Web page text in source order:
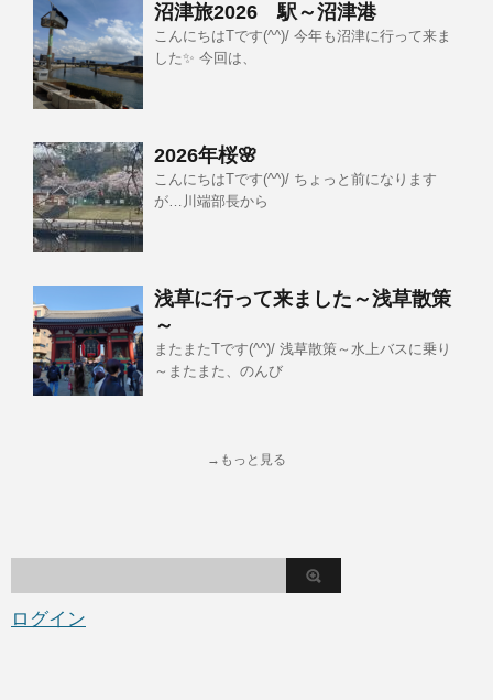
沼津旅2026 駅～沼津港
こんにちはTです(^^)/ 今年も沼津に行って来ま
した✨ 今回は、
2026年桜🌸
こんにちはTです(^^)/ ちょっと前になります
が…川端部長から
浅草に行って来ました～浅草散策
～
またまたTです(^^)/ 浅草散策～水上バスに乗り
～またまた、のんび
→もっと見る
ログイン